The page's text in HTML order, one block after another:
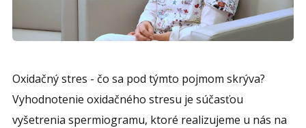
Oxidačný stres - čo sa pod týmto pojmom skrýva?
Vyhodnotenie oxidačného stresu je súčasťou
vyšetrenia spermiogramu, ktoré realizujeme u nás na